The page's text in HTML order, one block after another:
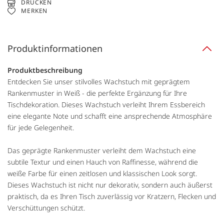
DRUCKEN
MERKEN
Produktinformationen
Produktbeschreibung
Entdecken Sie unser stilvolles Wachstuch mit geprägtem
Rankenmuster in Weiß - die perfekte Ergänzung für Ihre
Tischdekoration. Dieses Wachstuch verleiht Ihrem Essbereich
eine elegante Note und schafft eine ansprechende Atmosphäre
für jede Gelegenheit.
Das geprägte Rankenmuster verleiht dem Wachstuch eine
subtile Textur und einen Hauch von Raffinesse, während die
weiße Farbe für einen zeitlosen und klassischen Look sorgt.
Dieses Wachstuch ist nicht nur dekorativ, sondern auch äußerst
praktisch, da es Ihren Tisch zuverlässig vor Kratzern, Flecken und
Verschüttungen schützt.